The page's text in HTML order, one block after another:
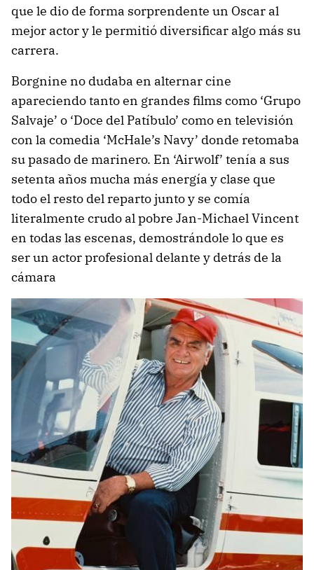
que le dio de forma sorprendente un Oscar al
mejor actor y le permitió diversificar algo más su
carrera.
Borgnine no dudaba en alternar cine
apareciendo tanto en grandes films como ‘Grupo
Salvaje’ o ‘Doce del Patíbulo’ como en televisión
con la comedia ‘McHale’s Navy’ donde retomaba
su pasado de marinero. En ‘Airwolf’ tenía a sus
setenta años mucha más energía y clase que
todo el resto del reparto junto y se comía
literalmente crudo al pobre Jan-Michael Vincent
en todas las escenas, demostrándole lo que es
ser un actor profesional delante y detrás de la
cámara